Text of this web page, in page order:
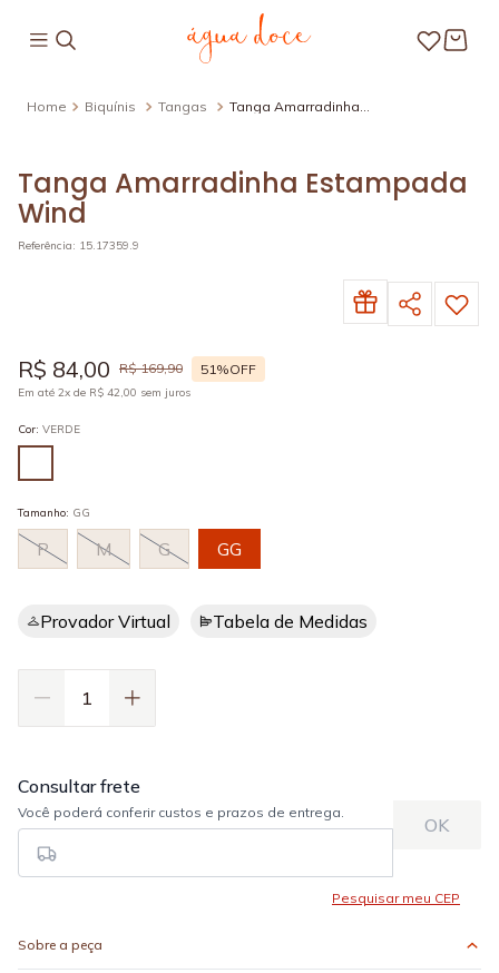
Biquínis Tangas
Tanga Amarradinha
Tanga Amarradinha Estampada
Wind
Referência: 15.17359.9
R$ 84,00 R$ 169,90 51%OFF
Em até 2x de R$ 42,00 sem juros
Cor: VERDE
Tamanho: GG
P M G GG
Provador Virtual Tabela de Medidas
Sobre a peça